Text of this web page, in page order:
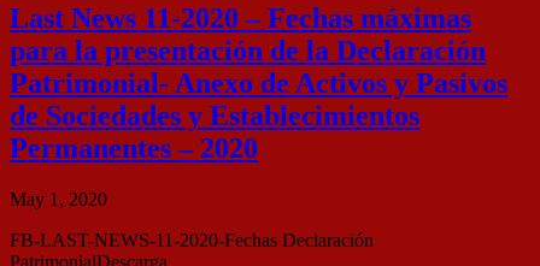
Last News 11-2020 – Fechas máximas
para la presentación de la Declaración
Patrimonial- Anexo de Activos y Pasivos
de Sociedades y Establecimientos
Permanentes – 2020
May 1, 2020
FB-LAST-NEWS-11-2020-Fechas Declaración
PatrimonialDescarga